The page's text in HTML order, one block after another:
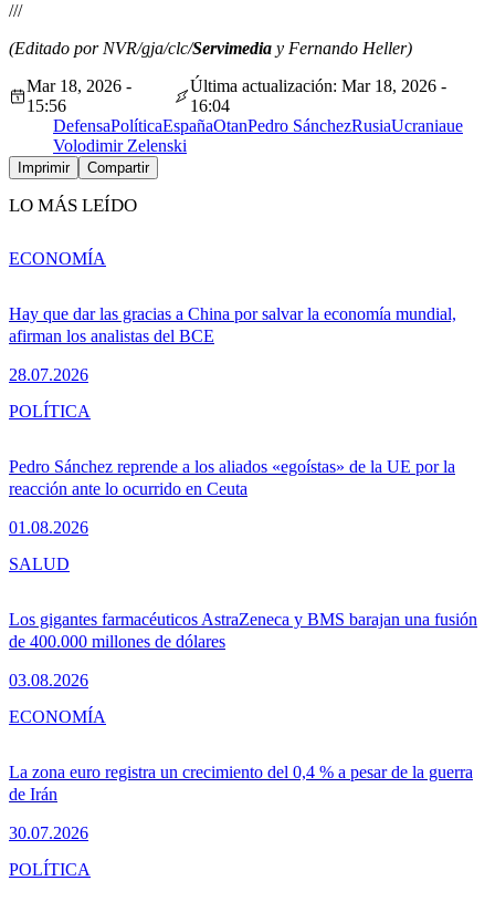
///
(Editado por NVR/gja/clc/Servimedia y Fernando Heller)
Mar 18, 2026 -
15:56
Última actualización: Mar 18, 2026 -
16:04
DefensaPolíticaEspañaOtanPedro SánchezRusiaUcraniaue
Volodimir Zelenski
Imprimir Compartir
LO MÁS LEÍDO
Hay que dar las gracias a China por salvar la economía mundial,
afirman los analistas del BCE
28.07.2026
ECONOMÍA
Pedro Sánchez reprende a los aliados «egoístas» de la UE por la
reacción ante lo ocurrido en Ceuta
01.08.2026
POLÍTICA
Los gigantes farmacéuticos AstraZeneca y BMS barajan una fusión
de 400.000 millones de dólares
03.08.2026
SALUD
La zona euro registra un crecimiento del 0,4 % a pesar de la guerra
de Irán
30.07.2026
ECONOMÍA
POLÍTICA